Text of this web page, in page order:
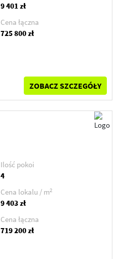
9 401 zł
Cena łączna
725 800 zł
ZOBACZ SZCZEGÓŁY
Ilość pokoi
4
Cena lokalu / m2
9 403 zł
Cena łączna
719 200 zł